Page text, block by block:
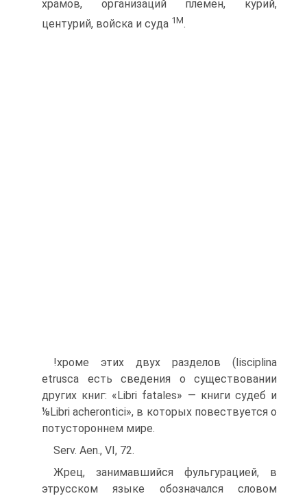
храмов, организаций племен, курий,
центурий, войска и суда 1М.
!хроме этих двух разделов (Iisciplina
etrusca есть сведения о существовании
других книг: «Libri fatales» — книги судеб и
⅛Libri acherontici», в которых повествуется о
потустороннем мире.
Serv. Aen., VI, 72.
Жрец, занимавшийся фульгурацией, в
этрусском языке обозначался словом